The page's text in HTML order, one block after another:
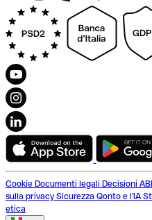
Cookie Documenti legali Decisioni
sulla privacy Sicurezza Qonto e l'IA
etica